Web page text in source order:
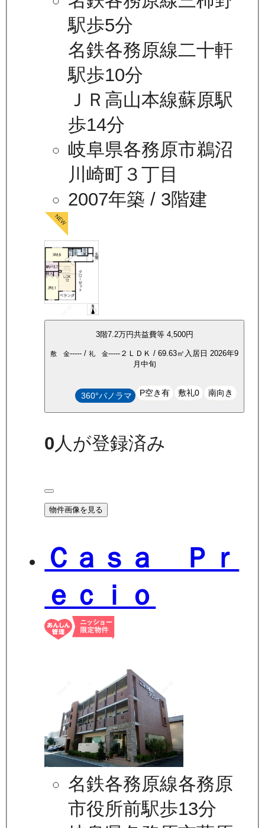
駅歩5分
名鉄各務原線二十軒
駅歩10分
ＪＲ高山本線蘇原駅
歩14分
岐阜県各務原市鵜沼
川崎町３丁目
2007年築 / 3階建
3階7.2万円共益費等 4,500円
敷 金----- / 礼 金----- ２ＬＤＫ / 69.63㎡ 入居日 2026年9
月中旬
360°パノラマ P空き有 敷礼0 南向き
0 人が登録済み
物件画像を見る
Ｃａｓａ Ｐｒ
ｅｃｉｏ
名鉄各務原線各務原
市役所前駅歩13分